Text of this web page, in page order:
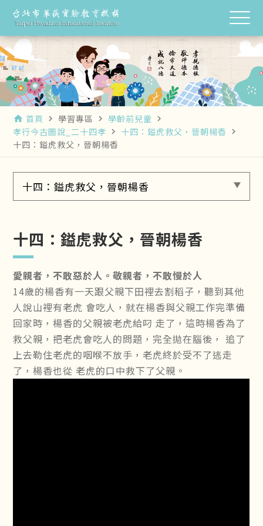
home 首頁 navigate_next 學習專區 navigate_next 學齡前兒童 navigate_next
孝行今古圖說_二十四孝 navigate_next 十四：鎰虎救父，晉朝楊香 navigate_next
十四：鎰虎救父，晉朝楊香
十四：鎰虎救父，晉朝楊香
十四：鎰虎救父，晉朝楊香
愛親者，不敢惡於人。敬親者，不敢慢於人
14歲的楊香有一天跟父親下田裡去割稻子，聽到其他
人說山裡有老虎 會吃人，就在楊香與父親工作完準備
回家時，楊香的父親被老虎給叼 走了，這時楊香為了
救父親，把老虎會吃人的問題，完全拋在腦後， 追了
上去勒住老虎的咽喉不放手，老虎終於受不了逃走
了，楊香也從 老虎的口中救下了父親。